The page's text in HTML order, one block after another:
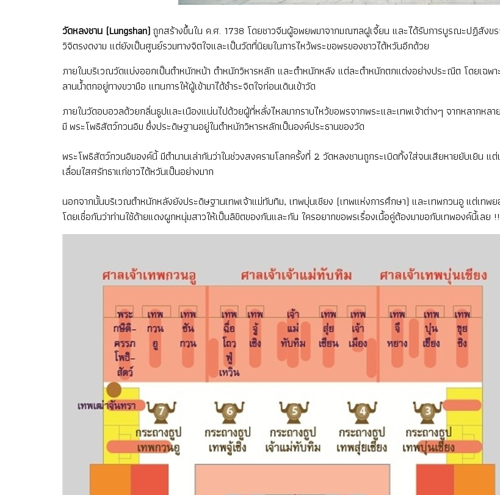
วัดหลงชาน (Lungshan)ถูกสร้างขึ้นใน ค.ศ. 1738 โดยชาวจีนผู้อพยพมาจากมณฑลฝูเจี้ยน และได้รับการบูรณะปฏิสังข
วิจิตรงดงาม แต่ยังเป็นศูนย์รวมทางจิตใจและเป็นวัดที่นิยมในการไหว้พระขอพรของชาวไต้หวันอีกด้วย
ภายในบริเวณวัดแบ่งออกเป็นตำหนักหน้า ตำหนักวิหารหลัก และตำหนักหลัง แต่ละตำหนักตกแต่งอย่างประณีต โดยเฉพ
ลานน้ำตกอยู่ทางขวามือ แทนการให้ผู้เข้ามาได้ชำระจิตใจก่อนเดินเข้าวัด
ภายในวัดอบอวลด้วยกลิ่นธูปและเนืองแน่นไปด้วยผู้ที่หลั่งไหลมากราบไหว้ขอพรจากพระและเทพเจ้าต่างๆ จากหลากห
มี พระโพธิสัตว์กวนอิม ซึ่งประดิษฐานอยู่ในตำหนักวิหารหลักเป็นองค์ประธานของวัด
พระโพธิสัตว์กวนอิมองค์นี้ มีตำนานเล่ากันว่าในช่วงสงครามโลกครั้งที่ 2 วัดหลงชานถูกระเบิดทิ้งใส่จนเสียหายยับเยิน แ
เลื่อมใสศรัทธาแก่ชาวไต้หวันเป็นอย่างมาก
นอกจากนั้นบริเวณตำหนักหลังยังประดิษฐานเทพเจ้าแม่ทับทิม, เทพบุ่นเชียง (เทพแห่งการศึกษา) และเทพกวนอู แต่เทพ
โดยเชื่อกันว่าท่านใช้ด้ายแดงผูกหนุ่มสาวให้เป็นลิขิตของกันและกัน ใครอยากขอพรเรื่องเนื้อคู่ต้องมาขอกับเทพองค์นี้เลย !!